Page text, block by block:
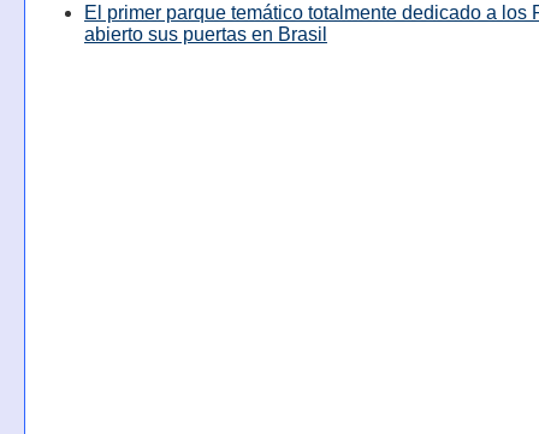
El primer parque temático totalmente dedicado a los
abierto sus puertas en Brasil